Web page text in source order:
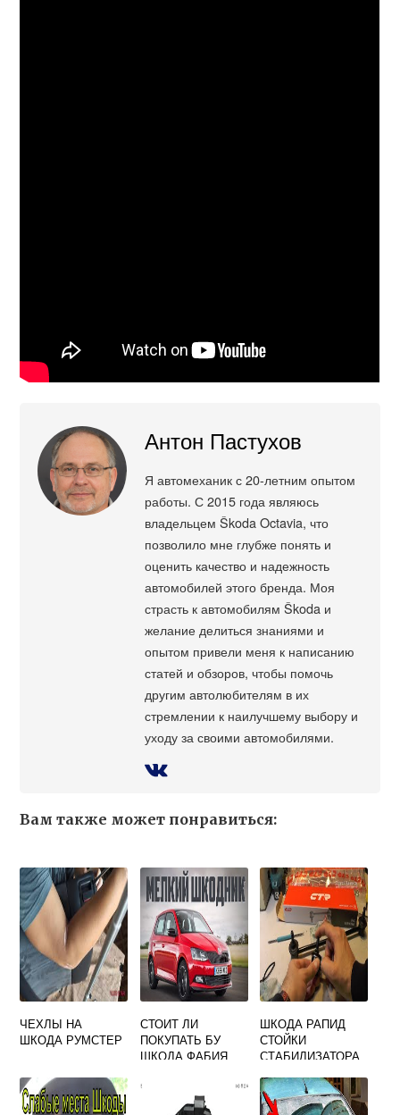
Антон Пастухов
Я автомеханик с 20-летним опытом
работы. С 2015 года являюсь
владельцем Škoda Octavia, что
позволило мне глубже понять и
оценить качество и надежность
автомобилей этого бренда. Моя
страсть к автомобилям Škoda и
желание делиться знаниями и
опытом привели меня к написанию
статей и обзоров, чтобы помочь
другим автолюбителям в их
стремлении к наилучшему выбору и
уходу за своими автомобилями.
Вам также может понравиться:
ЧЕХЛЫ НА
ШКОДА РУМСТЕР
СТОИТ ЛИ
ПОКУПАТЬ БУ
ШКОДА ФАБИЯ
ШКОДА РАПИД
СТОЙКИ
СТАБИЛИЗАТОРА